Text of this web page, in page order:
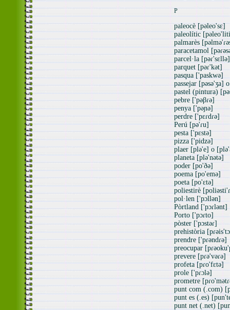
P
paleocè [pəleo'sɛ]
paleolític
palmarès
paracetamol
parcel·la [pəɾ'sɛllə]
parquet [pəɾ'kət]
pasqua ['paskwə]
passejar [pəsə'ʒa]
pastel (pintura)
pebre ['pəβɾə]
penya ['pəɲə]
perdre ['pɛɾdɾə]
Perú [pə'ɾu]
pesta ['pɛstə]
pizza ['pidzə]
plaer [plə'e] o
planeta [plə'nətə]
poder [po'ðə]
poema [po'emə]
poeta [po'ɛtə]
poliestirè
pol·len ['pɔllən]
Pòrtland ['pɔɾlənt]
Porto ['pɔɾto]
pòster ['pɔstəɾ]
prehistòria
prendre ['pɾəndɾə]
preocupar
prevere [pɾə'vəɾə]
profeta [pɾo'fɛtə]
prole ['pɾɔlə]
prometre
punt com (.com)
punt es (.es)
punt net (.net)